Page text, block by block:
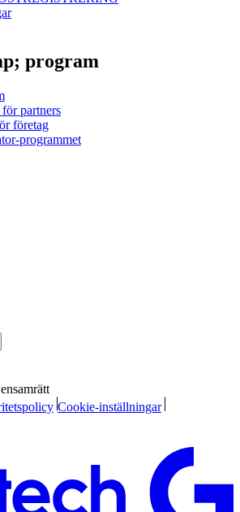
program
partners
företag
programmet
Cookie-inställningar